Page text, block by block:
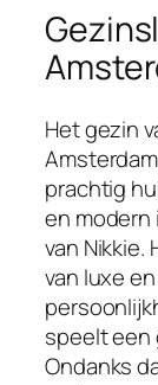
Het gezin
prachtig
en modern
van
van luxe
speelt een
Ondanks